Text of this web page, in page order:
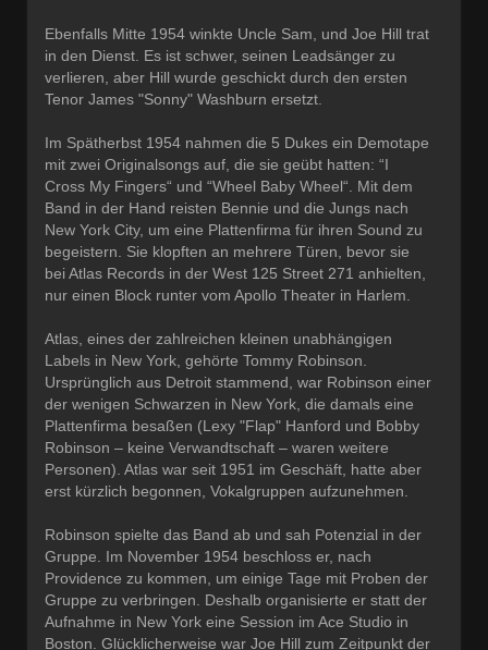
Ebenfalls Mitte 1954 winkte Uncle Sam, und Joe Hill trat
in den Dienst. Es ist schwer, seinen Leadsänger zu
verlieren, aber Hill wurde geschickt durch den ersten
Tenor James "Sonny" Washburn ersetzt.
Im Spätherbst 1954 nahmen die 5 Dukes ein Demotape
mit zwei Originalsongs auf, die sie geübt hatten: “I
Cross My Fingers“ und “Wheel Baby Wheel“. Mit dem
Band in der Hand reisten Bennie und die Jungs nach
New York City, um eine Plattenfirma für ihren Sound zu
begeistern. Sie klopften an mehrere Türen, bevor sie
bei Atlas Records in der West 125 Street 271 anhielten,
nur einen Block runter vom Apollo Theater in Harlem.
Atlas, eines der zahlreichen kleinen unabhängigen
Labels in New York, gehörte Tommy Robinson.
Ursprünglich aus Detroit stammend, war Robinson einer
der wenigen Schwarzen in New York, die damals eine
Plattenfirma besaßen (Lexy "Flap" Hanford und Bobby
Robinson – keine Verwandtschaft – waren weitere
Personen). Atlas war seit 1951 im Geschäft, hatte aber
erst kürzlich begonnen, Vokalgruppen aufzunehmen.
Robinson spielte das Band ab und sah Potenzial in der
Gruppe. Im November 1954 beschloss er, nach
Providence zu kommen, um einige Tage mit Proben der
Gruppe zu verbringen. Deshalb organisierte er statt der
Aufnahme in New York eine Session im Ace Studio in
Boston. Glücklicherweise war Joe Hill zum Zeitpunkt der